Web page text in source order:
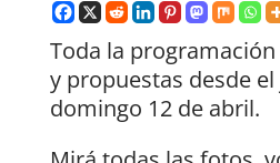
Toda la
y propuestas desde el
domingo 12 de abril.